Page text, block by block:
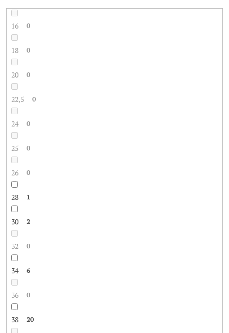
16 0
18 0
20 0
22,5 0
24 0
25 0
26 0
28 1
30 2
32 0
34 6
36 0
38 20